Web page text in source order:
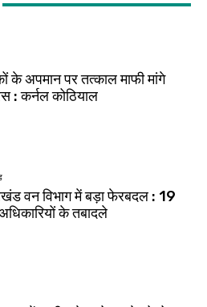
के अपमान पर तत्काल माफी मांगे
: कर्नल कोठियाल
वन विभाग में बड़ा फेरबदल : 19
के तबादले